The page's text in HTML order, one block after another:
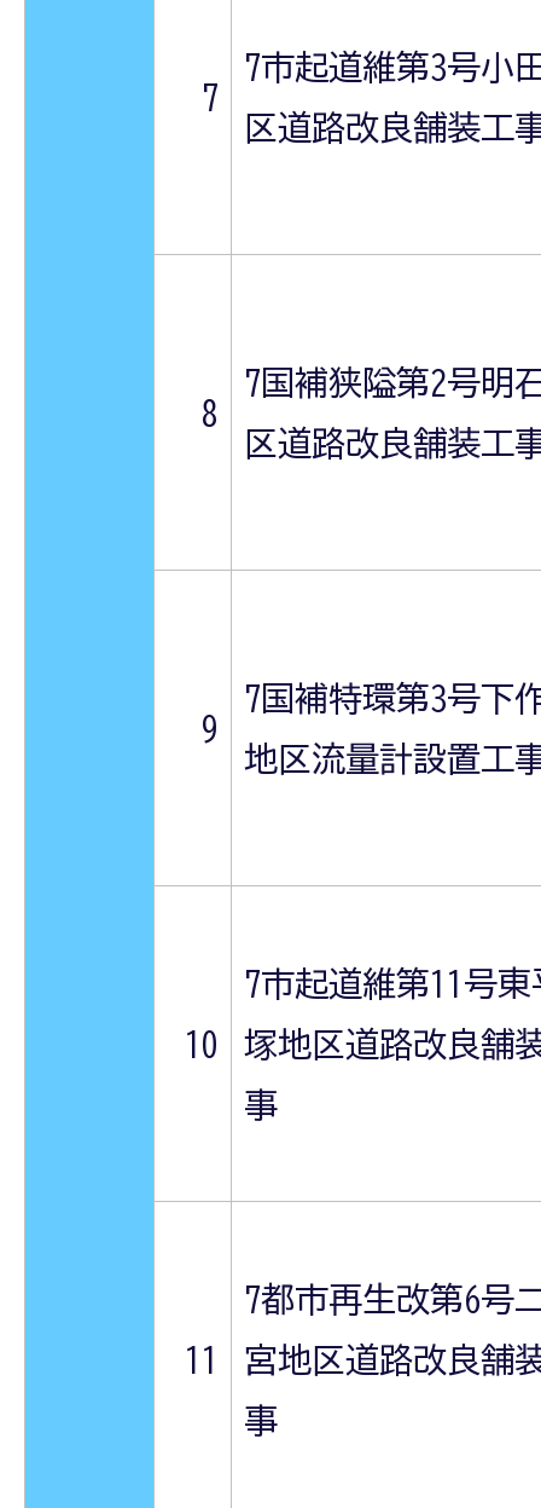
7
7市起道維第3号小
区道路改良舗装工
8
7国補狭隘第2号明
区道路改良舗装工
9
7国補特環第3号下
地区流量計設置工
10
7市起道維第11号東
塚地区道路改良舗
事
11
7都市再生改第6号
宮地区道路改良舗
事